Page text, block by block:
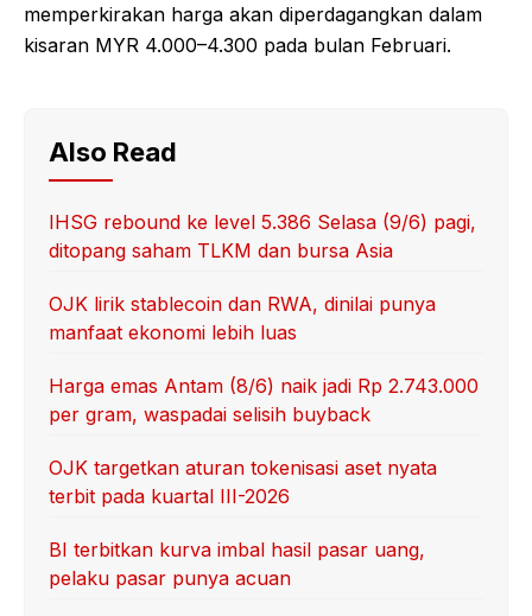
memperkirakan harga akan diperdagangkan dalam
kisaran MYR 4.000–4.300 pada bulan Februari.
Also Read
IHSG rebound ke level 5.386 Selasa (9/6) pagi,
ditopang saham TLKM dan bursa Asia
OJK lirik stablecoin dan RWA, dinilai punya
manfaat ekonomi lebih luas
Harga emas Antam (8/6) naik jadi Rp 2.743.000
per gram, waspadai selisih buyback
OJK targetkan aturan tokenisasi aset nyata
terbit pada kuartal III-2026
BI terbitkan kurva imbal hasil pasar uang,
pelaku pasar punya acuan